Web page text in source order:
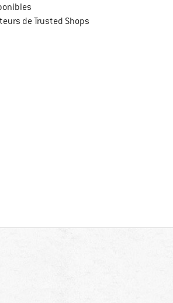
de Trusted ShopsTrouve toutes les